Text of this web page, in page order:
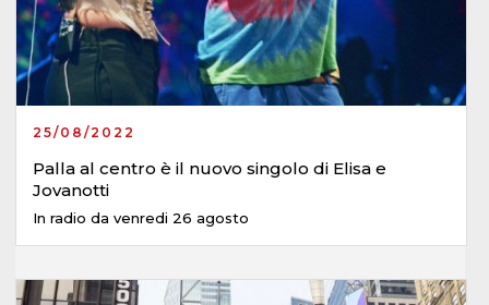
25/08/2022
Palla al centro è il nuovo singolo di Elisa e
Jovanotti
In radio da venredi 26 agosto